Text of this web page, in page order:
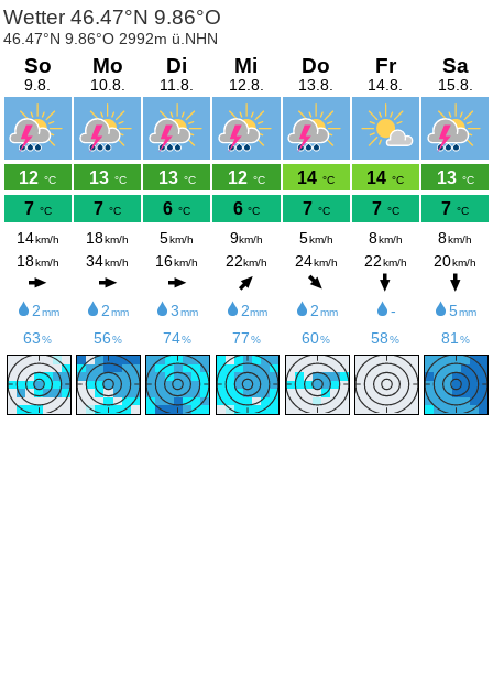
Wetter 46.47°N 9.86°O
46.47°N 9.86°O 2992m ü.NHN
So
9.8.
12 °C
7 °C
14km/h
18km/h
2mm
63 %
Mo
10.8.
13 °C
7 °C
18km/h
34km/h
2mm
56%
Di
11.8.
13 °C
6 °C
5km/h
16km/h
3 mm
74%
Mi
12.8.
12 °C
6 °C
9km/h
22km/h
2mm
77%
Do
13.8.
14 °C
7 °C
5km/h
24km/h
2mm
60%
Fr
14.8.
14 °C
7 °C
8km/h
22km/h
-
58 %
Sa
15.8.
13 °C
7 °C
8km/h
20km/h
5mm
81%